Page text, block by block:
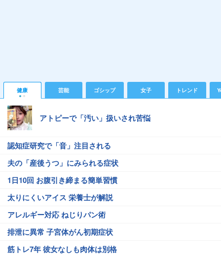
健康 芸能 ゴシップ 女子 トレンド
アトピーで「汚い」扱いされ苦悩
認知症研究で「音」注目される
夫の「産後うつ」にみられる症状
1日10回 お腹引き締まる簡単習慣
太りにくいアイス 栄養士が解説
アレルギー対応 ねじりパン術
排泄に異常 子宮体がん初期症状
筋トレ7年 彼女なしも肉体は別格